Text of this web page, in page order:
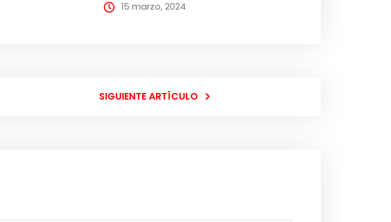
15 marzo, 2024
SIGUIENTE ARTÍCULO